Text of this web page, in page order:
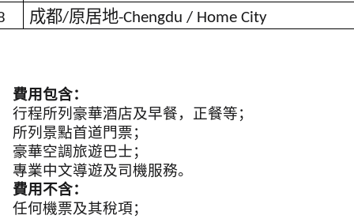
成都/原居地-Chengdu / Home City
費用包含：
行程所列豪華酒店及早餐，正餐等；
所列景點首道門票；
豪華空調旅遊巴士；
專業中文導遊及司機服務。
費用不含：
任何機票及其稅項；